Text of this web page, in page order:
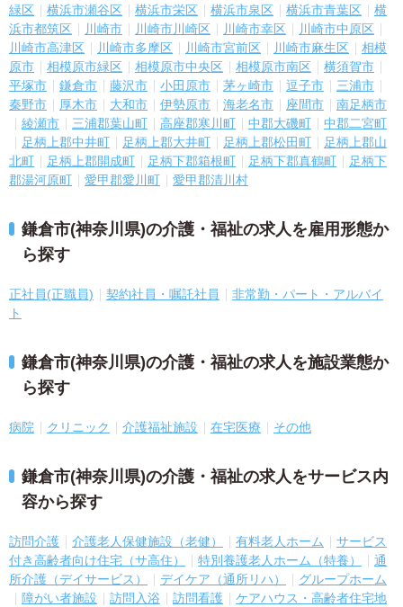
緑区
横浜市瀬谷区 横浜市栄区 横浜市泉区 横浜市青葉区
横
浜市都筑区
川崎市 川崎市川崎区 川崎市幸区
川崎市中原区
川崎市高津区
川崎市多摩区 川崎市宮前区 川崎市麻生区
相模
原市
相模原市緑区 相模原市中央区 相模原市南区
横須賀市
平塚市
鎌倉市 藤沢市 小田原市 茅ヶ崎市 逗子市
三浦市
秦野市
厚木市 大和市 伊勢原市 海老名市 座間市
南足柄市
綾瀬市
三浦郡葉山町 高座郡寒川町 中郡大磯町
中郡二宮町
足柄上郡中井町
足柄上郡大井町 足柄上郡松田町
足柄上郡山
北町
足柄上郡開成町 足柄下郡箱根町 足柄下郡真鶴町
足柄下
郡湯河原町
愛甲郡愛川町 愛甲郡清川村
鎌倉市(神奈川県)の介護・福祉の求人を雇用形態か
ら探す
正社員(正職員) 契約社員・嘱託社員
非常勤・パート・アルバイ
ト
鎌倉市(神奈川県)の介護・福祉の求人を施設業態か
ら探す
病院 クリニック 介護福祉施設 在宅医療 その他
鎌倉市(神奈川県)の介護・福祉の求人をサービス内
容から探す
訪問介護 介護老人保健施設（老健） 有料老人ホーム
サービス
付き高齢者向け住宅（サ高住）
特別養護老人ホーム（特養）
通
所介護（デイサービス）
デイケア（通所リハ）
グループホーム
障がい者施設
訪問入浴 訪問看護
ケアハウス・高齢者住宅地